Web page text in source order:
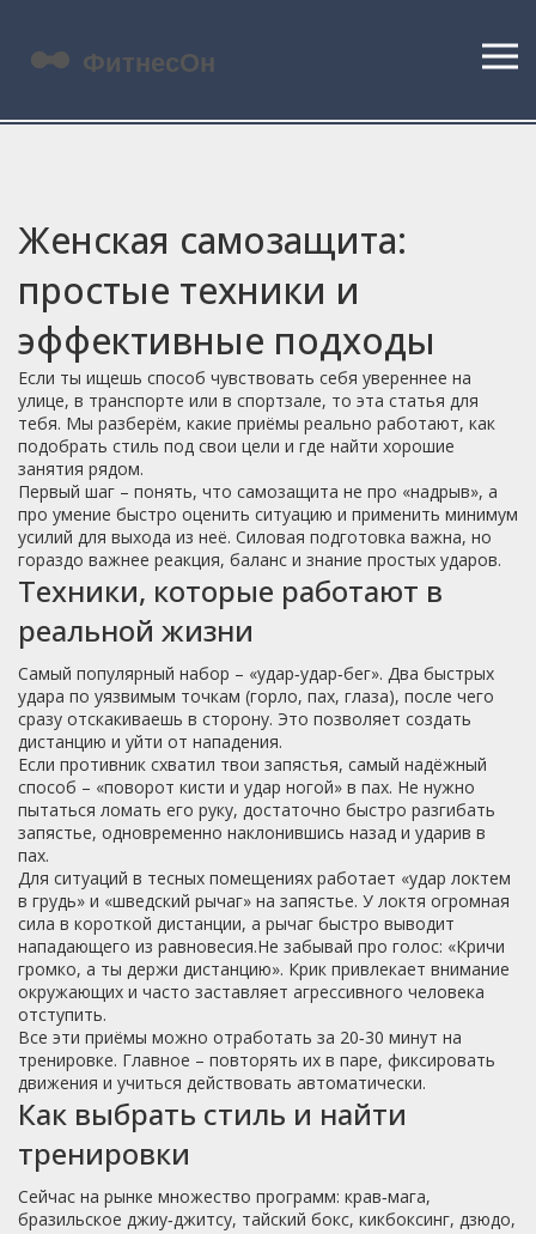
Женская самозащита:
простые техники и
эффективные подходы
Если ты ищешь способ чувствовать себя увереннее на
улице, в транспорте или в спортзале, то эта статья для
тебя. Мы разберём, какие приёмы реально работают, как
подобрать стиль под свои цели и где найти хорошие
занятия рядом.
Первый шаг – понять, что самозащита не про «надрыв», а
про умение быстро оценить ситуацию и применить минимум
усилий для выхода из неё. Силовая подготовка важна, но
гораздо важнее реакция, баланс и знание простых ударов.
Техники, которые работают в
реальной жизни
Самый популярный набор – «удар‑удар‑бег». Два быстрых
удара по уязвимым точкам (горло, пах, глаза), после чего
сразу отскакиваешь в сторону. Это позволяет создать
дистанцию и уйти от нападения.
Если противник схватил твои запястья, самый надёжный
способ – «поворот кисти и удар ногой» в пах. Не нужно
пытаться ломать его руку, достаточно быстро разгибать
запястье, одновременно наклонившись назад и ударив в
пах.
Для ситуаций в тесных помещениях работает «удар локтем
в грудь» и «шведский рычаг» на запястье. У локтя огромная
сила в короткой дистанции, а рычаг быстро выводит
нападающего из равновесия.Не забывай про голос: «Кричи
громко, а ты держи дистанцию». Крик привлекает внимание
окружающих и часто заставляет агрессивного человека
отступить.
Все эти приёмы можно отработать за 20‑30 минут на
тренировке. Главное – повторять их в паре, фиксировать
движения и учиться действовать автоматически.
Как выбрать стиль и найти
тренировки
Сейчас на рынке множество программ: крав‑мага,
бразильское джиу‑джитсу, тайский бокс, кикбоксинг, дзюдо,